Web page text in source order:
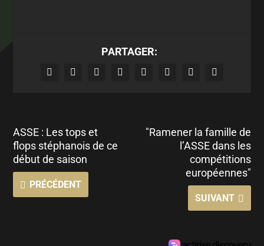
PARTAGER:
ASSE : Les tops et
flops stéphanois de ce
début de saison
PRÉCÉDENT
"Ramener la famille de
l’ASSE dans les
compétitions
européennes"
SUIVANT